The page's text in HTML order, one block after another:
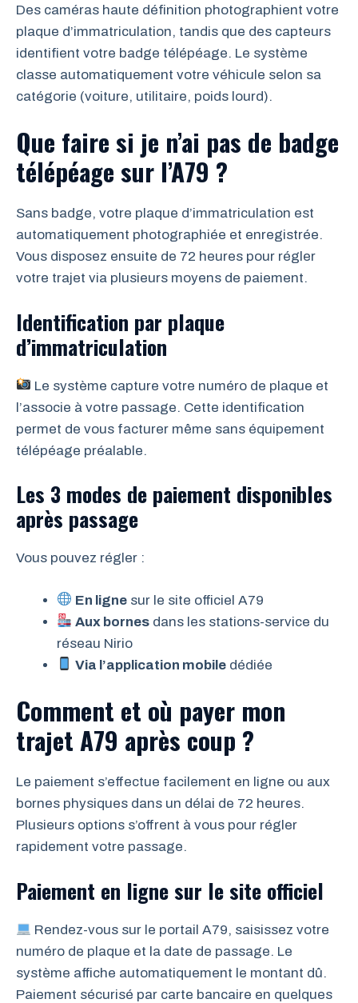
Des caméras haute définition photographient votre
plaque d’immatriculation, tandis que des capteurs
identifient votre badge télépéage. Le système
classe automatiquement votre véhicule selon sa
catégorie (voiture, utilitaire, poids lourd).
Que faire si je n’ai pas de badge
télépéage sur l’A79 ?
Sans badge, votre plaque d’immatriculation est
automatiquement photographiée et enregistrée.
Vous disposez ensuite de 72 heures pour régler
votre trajet via plusieurs moyens de paiement.
Identification par plaque
d’immatriculation
Le système capture votre numéro de plaque et
l’associe à votre passage. Cette identification
permet de vous facturer même sans équipement
télépéage préalable.
Les 3 modes de paiement disponibles
après passage
Vous pouvez régler :
En ligne sur le site officiel A79
Aux bornes dans les stations-service du
réseau Nirio
Via l’application mobile dédiée
Comment et où payer mon
trajet A79 après coup ?
Le paiement s’effectue facilement en ligne ou aux
bornes physiques dans un délai de 72 heures.
Plusieurs options s’offrent à vous pour régler
rapidement votre passage.
Paiement en ligne sur le site officiel
Rendez-vous sur le portail A79, saisissez votre
numéro de plaque et la date de passage. Le
système affiche automatiquement le montant dû.
Paiement sécurisé par carte bancaire en quelques